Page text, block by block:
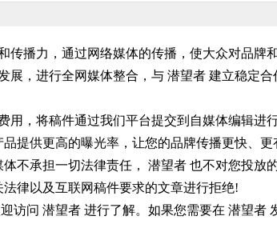
播力，通过网络媒体的传播，使大众对品牌
，进行全网媒体整合，与 潜望者 建立稳定合
，将稿件通过我们平台提交到自媒体编辑进
提供更高的曝光率，让您的品牌传播更快、更
不承担一切法律责任， 潜望者 也不对您投放
律以及互联网稿件要求的文章进行拒绝!
访问 潜望者 进行了解。如果您需要在 潜望者